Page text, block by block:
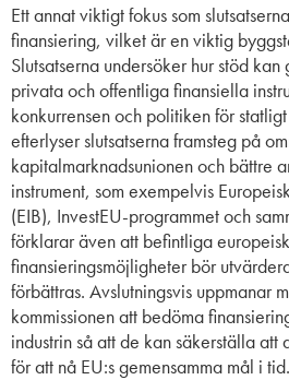
Ett annat viktigt fokus som
finansiering, vilket är en viktig
Slutsatserna undersöker hur stöd
privata och offentliga finansiella
konkurrensen och politiken för
efterlyser slutsatserna framsteg på
kapitalmarknadsunionen och bättre
instrument, som exempelvis
(EIB), InvestEU-programmet och
förklarar även att befintliga
finansieringsmöjligheter bör
förbättras. Avslutningsvis uppmanar
kommissionen att bedöma
industrin så att de kan säkerställa
för att nå EU:s gemensamma mål i tid.